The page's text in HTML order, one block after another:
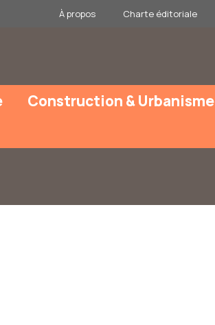
À propos Charte éditoriale
Construction & Urbanisme